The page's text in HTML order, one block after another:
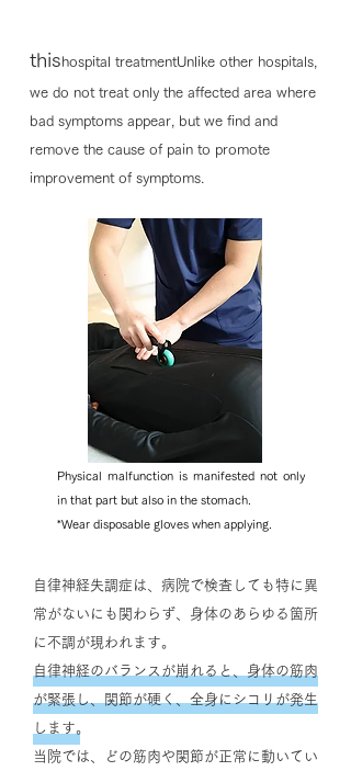
thishospital treatmentUnlike other hospitals,
we do not treat only the affected area where
bad symptoms appear, but we find and
remove the cause of pain to promote
improvement of symptoms.
Physical malfunction is manifested not only
in that part but also in the stomach.
*Wear disposable gloves when applying. ​
自律神経失調症は、病院で検査しても特に異
常がないにも関わらず、身体のあらゆる箇所
に不調が現われます。
自律神経のバランスが崩れると、身体の筋肉
が緊張し、関節が硬く、全身に シコリ が発生
します。
当院では、どの筋肉や関節が正常に動いてい